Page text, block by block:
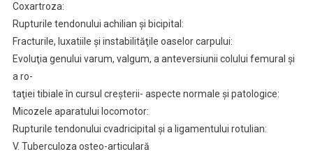
Coxartroza:
Rupturile tendonului achilian şi bicipital:
Fracturile, luxatiile şi instabilităţile oaselor carpului:
Evoluţia genului varum, valgum, a anteversiunii colului femural şi
a ro-
taţiei tibiale în cursul creşterii- aspecte normale şi patologice:
Micozele aparatului locomotor:
Rupturile tendonului cvadricipital şi a ligamentului rotulian:
V. Tuberculoza osteo-articulară